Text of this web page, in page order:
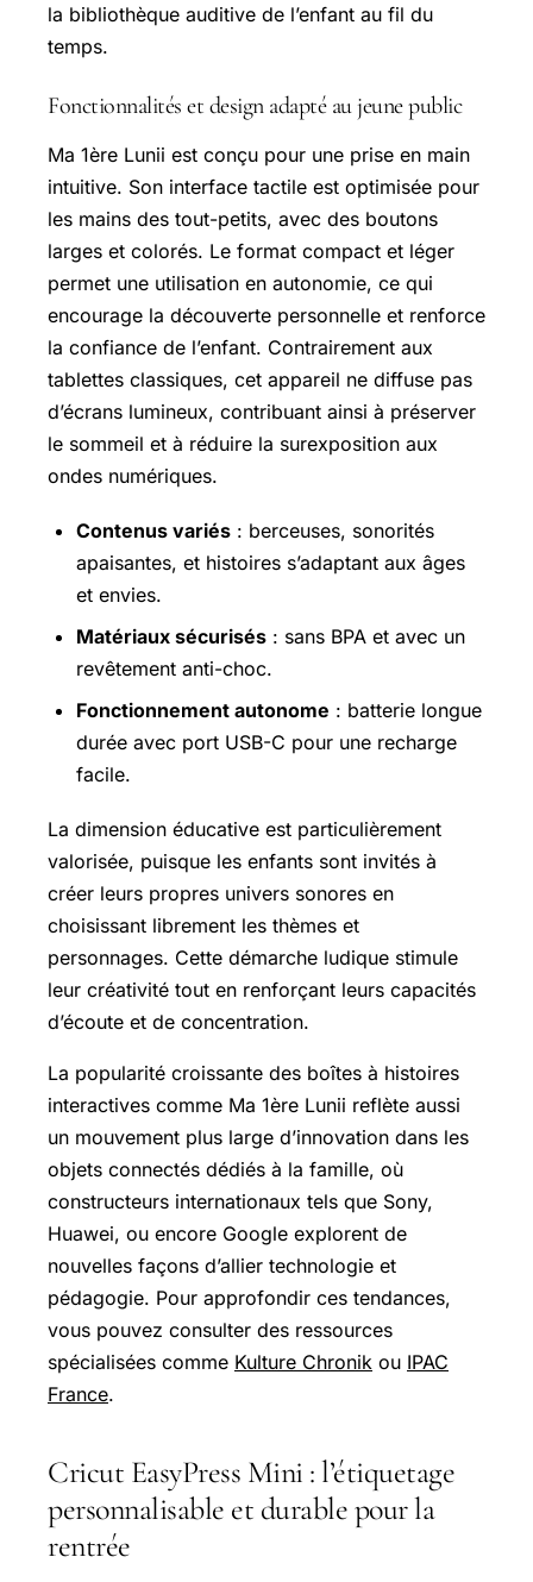
la bibliothèque auditive de l’enfant au fil du
temps.
Fonctionnalités et design adapté au jeune public
Ma 1ère Lunii est conçu pour une prise en main
intuitive. Son interface tactile est optimisée pour
les mains des tout-petits, avec des boutons
larges et colorés. Le format compact et léger
permet une utilisation en autonomie, ce qui
encourage la découverte personnelle et renforce
la confiance de l’enfant. Contrairement aux
tablettes classiques, cet appareil ne diffuse pas
d’écrans lumineux, contribuant ainsi à préserver
le sommeil et à réduire la surexposition aux
ondes numériques.
Contenus variés : berceuses, sonorités
apaisantes, et histoires s’adaptant aux âges
et envies.
Matériaux sécurisés : sans BPA et avec un
revêtement anti-choc.
Fonctionnement autonome : batterie longue
durée avec port USB-C pour une recharge
facile.
La dimension éducative est particulièrement
valorisée, puisque les enfants sont invités à
créer leurs propres univers sonores en
choisissant librement les thèmes et
personnages. Cette démarche ludique stimule
leur créativité tout en renforçant leurs capacités
d’écoute et de concentration.
La popularité croissante des boîtes à histoires
interactives comme Ma 1ère Lunii reflète aussi
un mouvement plus large d’innovation dans les
objets connectés dédiés à la famille, où
constructeurs internationaux tels que Sony,
Huawei, ou encore Google explorent de
nouvelles façons d’allier technologie et
pédagogie. Pour approfondir ces tendances,
vous pouvez consulter des ressources
spécialisées comme Kulture Chronik ou IPAC
France.
Cricut EasyPress Mini : l’étiquetage
personnalisable et durable pour la
rentrée